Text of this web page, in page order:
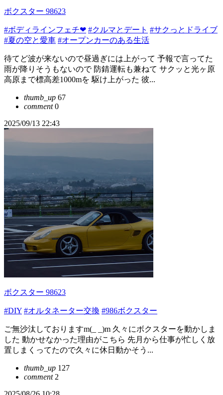
ボクスター 98623
#ボディラインフェチ❤ #クルマとデート #サクっとドライブ
#夏の空と愛車 #オープンカーのある生活
待てど波が来ないので昼過ぎには上がって 予報で言ってた
雨が降りそうもないので 防錆運転も兼ねて サクッと光ヶ原
高原まで標高差1000mを 駆け上がった 彼...
thumb_up 67
comment0
2025/09/13 22:43
ボクスター 98623
#DIY #オルタネーター交換 #986ボクスター
ご無沙汰しておりますm(_ _)m 久々にボクスターを動かしま
した 動かせなかった理由がこちら 先月から仕事が忙しく放
置しまくってたので久々に休日動かそう...
thumb_up 127
comment2